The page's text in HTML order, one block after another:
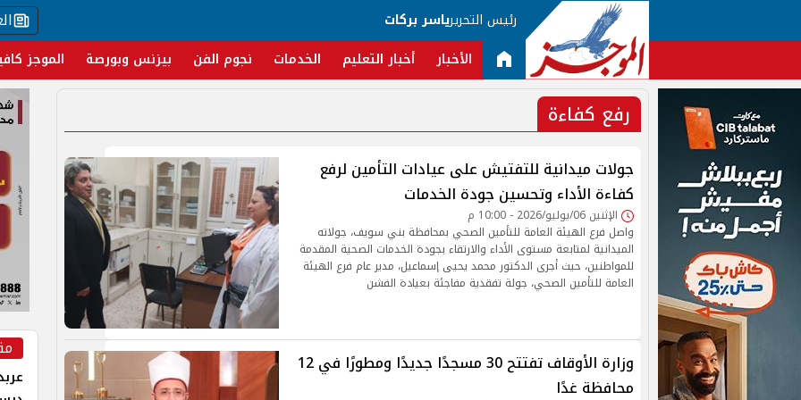
رئيس التحريرياسر بركات
الأخبار أخبار التعليم الخدمات نجوم الفن بيزنس وبورصة الموجز
رفع كفاءة
جولات ميدانية للتفتيش على عيادات التأمين لرفع
كفاءة الأداء وتحسين جودة الخدمات
الإثنين 06/يوليو/2026 - 10:00 م
واصل فرع الهيئة العامة للتأمين الصحي بمحافظة بني سويف، جولاته
الميدانية لمتابعة مستوى الأداء والارتقاء بجودة الخدمات الصحية المقدمة
للمواطنين، حيث أجرى الدكتور محمد يحيى إسماعيل، مدير عام فرع الهيئة
العامة للتأمين الصحي، جولة تفقدية مفاجئة بعيادة الفشن
وزارة الأوقاف تفتتح 30 مسجدًا جديدًا ومطورًا في 12
محافظة غدًا